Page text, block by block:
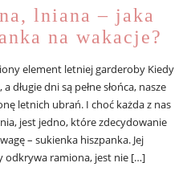
lniana – jaka
na wakacje?
element letniej garderoby Kiedy
długie dni są pełne słońca, nasze
letnich ubrań. I choć każda z nas
jest jedno, które zdecydowanie
– sukienka hiszpanka. Jej
odkrywa ramiona, jest nie […]